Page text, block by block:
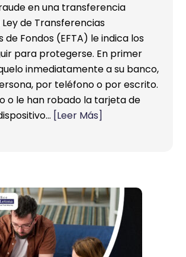
en una transferencia
de Transferencias
de Fondos (EFTA) le indica los
para protegerse. En primer
inmediatamente a su banco,
por teléfono o por escrito.
o le han robado la tarjeta de
[Leer Más]